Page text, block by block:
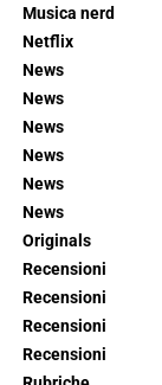
Musica nerd
Netflix
News
News
News
News
News
News
Originals
Recensioni
Recensioni
Recensioni
Recensioni